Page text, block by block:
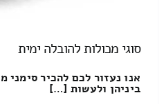
סוגי מכולות להובלה ימית
אנו נעזור לכם להכיר
ביניהן ולעשות […]